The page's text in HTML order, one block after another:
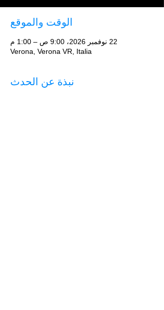
الوقت والموقع
22 نوفمبر 2026، 9:00 ص – 1:00 م
Verona, Verona VR, Italia
نبذة عن الحدث